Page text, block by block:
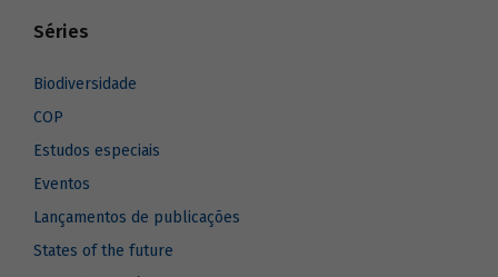
Séries
Biodiversidade
COP
Estudos especiais
Eventos
Lançamentos de publicações
States of the future